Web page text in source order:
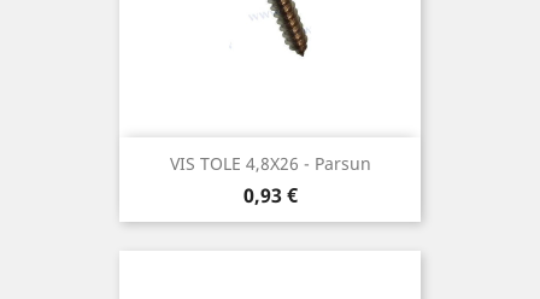
VIS TOLE 4,8X26 - Parsun
Prix
0,93 €